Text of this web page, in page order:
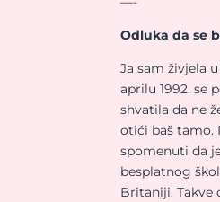
Odluka da se
Ja sam živjela
aprilu 1992. se
shvatila da ne
otići baš tamo.
spomenuti da
besplatnog
Britaniji. Takve